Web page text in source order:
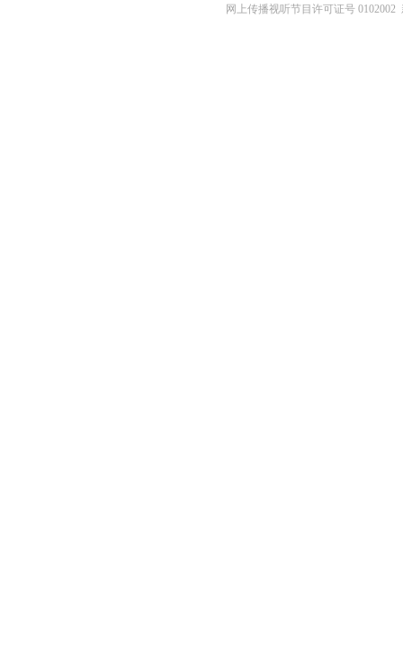
网上传播视听节目许可证号 0102002